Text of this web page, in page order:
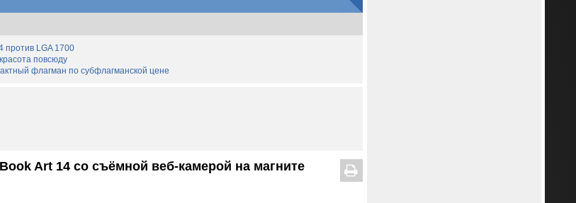
против LGA 1700
повсюду
флагман по субфлагманской цене
Art 14 со съёмной веб-камерой на магните